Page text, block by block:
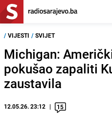
/ VIJESTI / SVIJET
Michigan:
pokušao zapaliti
zaustavila
12.05.26. 23:12 15